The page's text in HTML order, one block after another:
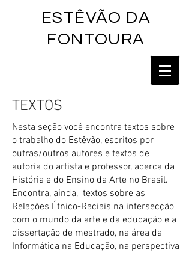
ESTÊVÃO DA
FONTOU RA
TEXTOS
Nesta seção você encontra textos sobre
o trabalho do Estêvão, escritos por
outras/outros autores e textos de
autoria do artista e professor, acerca da
História e do Ensino da Arte no Brasil.
Encontra, ainda, textos sobre as
Relações Étnico-Raciais na intersecção
com o mundo da arte e da educação e a
dissertação de mestrado, na área da
Informática na Educação, na perspectiva